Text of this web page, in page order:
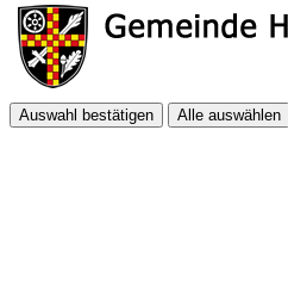
Auswahl bestätigen Alle auswählen